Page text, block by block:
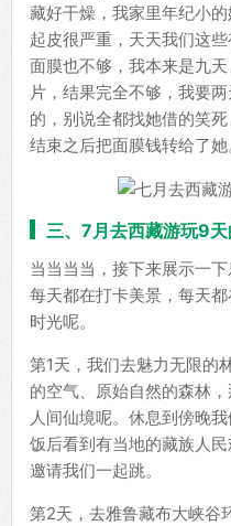
藏好干燥，我家里年纪小
起皮很严重，天天我们这
面膜也不够，我本来是九
片，结果完全不够，我要
的，别说全都找她借的笑
结束之后把面膜钱转给了她
三、7月去西藏游玩9
当当当当，接下来展示一
每天都在打卡美景，每天
时光呢。
第1天，我们去魅力无限的
的空气、原始自然的森林
人间仙境呢。休息到傍晚
饭后看到有当地的藏族人
邀请我们一起跳。
第2天，去雅鲁藏布大峡谷